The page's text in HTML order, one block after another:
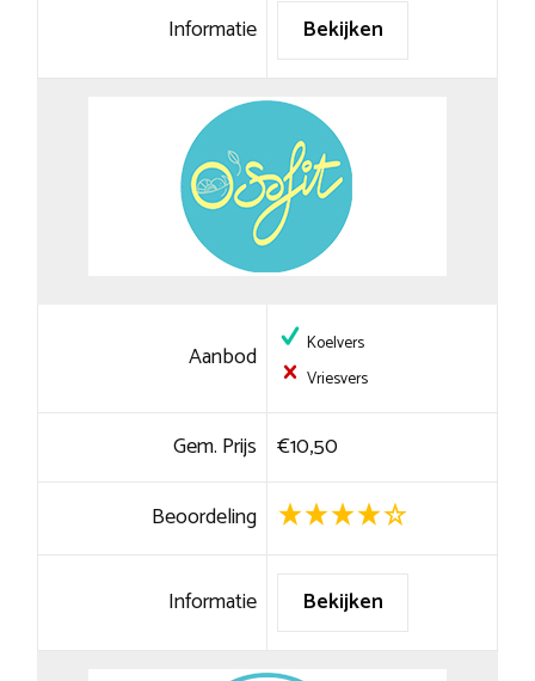
Informatie Bekijken
Aanbod
Koelvers
Vriesvers
Gem. Prijs €10,50
Beoordeling
Informatie Bekijken